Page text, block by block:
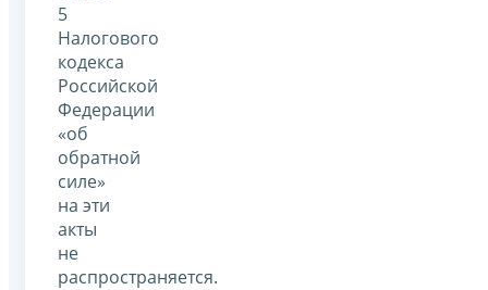
5
Налогового
кодекса
Российской
Федерации
«об
обратной
силе»
на эти
акты
не
распространяется.